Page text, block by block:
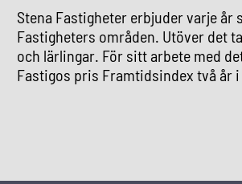
Stena Fastigheter erbjuder varje
Fastigheters områden. Utöver det
och lärlingar. För sitt arbete med
Fastigos pris Framtidsindex två år